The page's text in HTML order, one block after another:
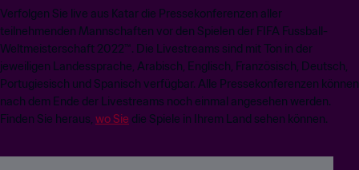
Verfolgen Sie live aus Katar die Pressekonferenzen aller
teilnehmenden Mannschaften vor den Spielen der FIFA Fussball-
Weltmeisterschaft 2022™. Die Livestreams sind mit Ton in der
jeweiligen Landessprache, Arabisch, Englisch, Französisch, Deutsch,
Portugiesisch und Spanisch verfügbar. Alle Pressekonferenzen können
nach dem Ende der Livestreams noch einmal angesehen werden.
Finden Sie heraus, wo Sie die Spiele in Ihrem Land sehen können.